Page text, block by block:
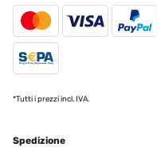
Utente Amazon
Tradurre
*Tutti i prezzi incl. IVA.
Spedizione